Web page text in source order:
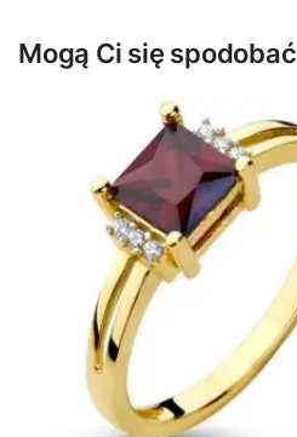
Mogą Ci się spodobać